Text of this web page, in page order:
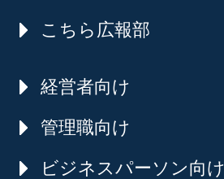
こちら広報部
経営者向け
管理職向け
ビジネスパーソン向け